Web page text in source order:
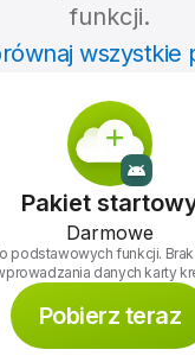
funkcji.
wszystkie
Pakiet
Darmowe
podstawowych funkcji.
danych karty
Pobierz teraz